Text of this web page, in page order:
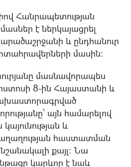
Հանրապետության
է ներկայացրել
և ընդհանուր
մասին։
մասնավորապես
8-ին Հայաստանի և
այն համարելով
և
հաստատման
քայլ։ Նա
կարևոր է նաև